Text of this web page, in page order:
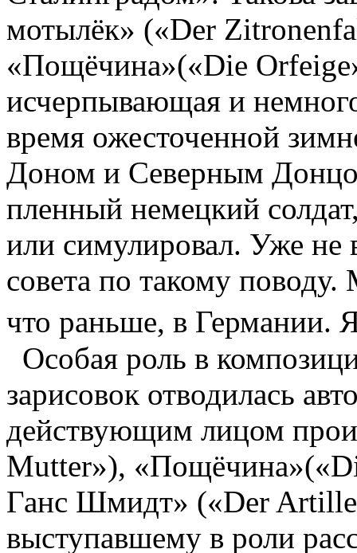
мотылёк» («Der
«Пощёчина»(«Die
исчерпывающая и
время ожесточенной
Доном и Северным
пленный немецкий
или симулировал. Уже не
совета по такому
что раньше, в Германии.
Особая роль в
зарисовок отводилась
действующим лицом
Mutter»),
Ганс Шмидт» («Der
выступавшему в роли